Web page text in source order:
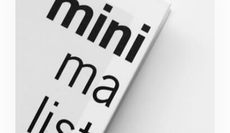
Minimalist Graphics Book